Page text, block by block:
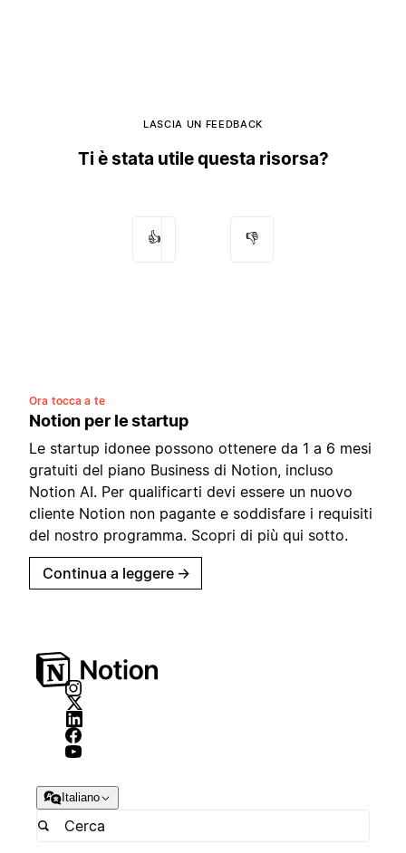
LASCIA UN FEEDBACK
Ti è stata utile questa risorsa?
👍 👎
Ora tocca a te
Notion per le startup
Le startup idonee possono ottenere da 1 a 6 mesi
gratuiti del piano Business di Notion, incluso
Notion AI. Per qualificarti devi essere un nuovo
cliente Notion non pagante e soddisfare i requisiti
del nostro programma. Scopri di più qui sotto.
Continua a leggere →
Italiano